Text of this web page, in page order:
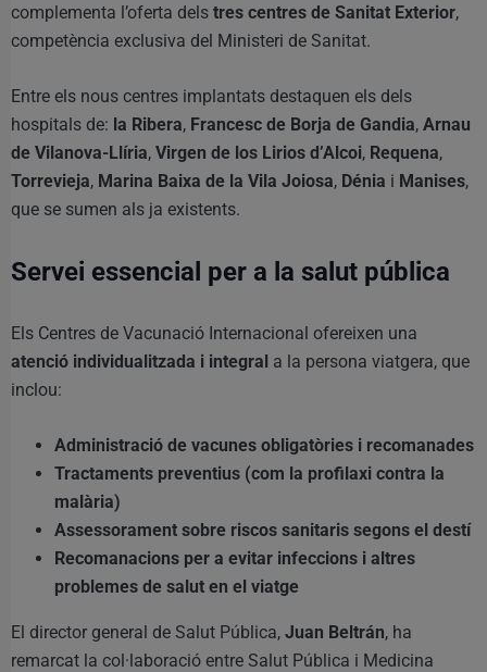
complementa l’oferta dels tres centres de Sanitat Exterior,
competència exclusiva del Ministeri de Sanitat.
Entre els nous centres implantats destaquen els dels
hospitals de: la Ribera, Francesc de Borja de Gandia, Arnau
de Vilanova-Llíria, Virgen de los Lirios d’Alcoi, Requena,
Torrevieja, Marina Baixa de la Vila Joiosa, Dénia i Manises,
que se sumen als ja existents.
Servei essencial per a la salut pública
Els Centres de Vacunació Internacional ofereixen una
atenció individualitzada i integral a la persona viatgera, que
inclou:
Administració de vacunes obligatòries i recomanades
Tractaments preventius (com la profilaxi contra la
malària)
Assessorament sobre riscos sanitaris segons el destí
Recomanacions per a evitar infeccions i altres
problemes de salut en el viatge
El director general de Salut Pública, Juan Beltrán, ha
remarcat la col·laboració entre Salut Pública i Medicina